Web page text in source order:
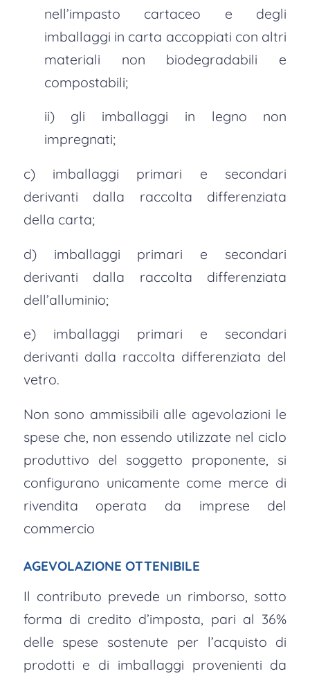
nell’impasto cartaceo e degli
imballaggi in carta accoppiati con altri
materiali non biodegradabili e
compostabili;
ii) gli imballaggi in legno non
impregnati;
c) imballaggi primari e secondari
derivanti dalla raccolta differenziata
della carta;
d) imballaggi primari e secondari
derivanti dalla raccolta differenziata
dell’alluminio;
e) imballaggi primari e secondari
derivanti dalla raccolta differenziata del
vetro.
Non sono ammissibili alle agevolazioni le
spese che, non essendo utilizzate nel ciclo
produttivo del soggetto proponente, si
configurano unicamente come merce di
rivendita operata da imprese del
commercio
AGEVOLAZIONE OTTENIBILE
Il contributo prevede un rimborso, sotto
forma di credito d’imposta, pari al 36%
delle spese sostenute per l’acquisto di
prodotti e di imballaggi provenienti da